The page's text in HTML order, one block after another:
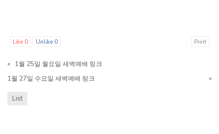
Like 0 Unlike 0 Print
« 1월 25일 월요일 새벽예배 링크
1월 27일 수요일 새벽예배 링크
»
List